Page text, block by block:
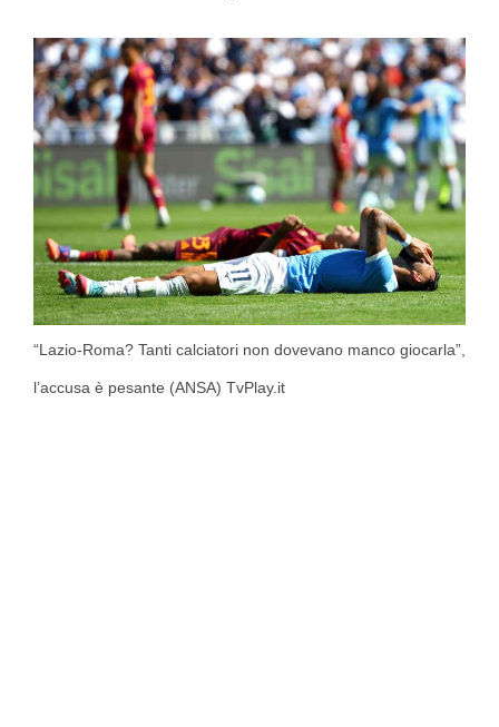
“Lazio-Roma? Tanti calciatori non dovevano manco giocarla”,
l’accusa è pesante (ANSA) TvPlay.it